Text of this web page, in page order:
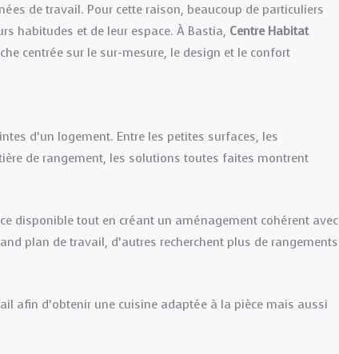
de travail. Pour cette raison, beaucoup de particuliers
habitudes et de leur espace. À Bastia, Centre Habitat
centrée sur le sur-mesure, le design et le confort
d’un logement. Entre les petites surfaces, les
de rangement, les solutions toutes faites montrent
disponible tout en créant un aménagement cohérent avec
plan de travail, d’autres recherchent plus de rangements
afin d’obtenir une cuisine adaptée à la pièce mais aussi